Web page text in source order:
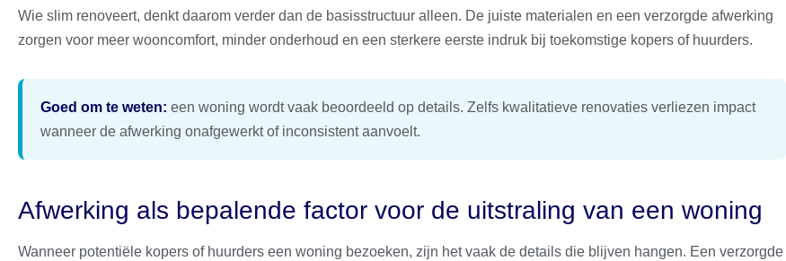
Wie slim renoveert, denkt daarom verder dan de basisstructuur alleen. De juiste materialen en een verzorgde afwerking
zorgen voor meer wooncomfort, minder onderhoud en een sterkere eerste indruk bij toekomstige kopers of huurders.
Goed om te weten: een woning wordt vaak beoordeeld op details. Zelfs kwalitatieve renovaties verliezen impact
wanneer de afwerking onafgewerkt of inconsistent aanvoelt.
Afwerking als bepalende factor voor de uitstraling van een woning
Wanneer potentiële kopers of huurders een woning bezoeken, zijn het vaak de details die blijven hangen. Een verzorgde